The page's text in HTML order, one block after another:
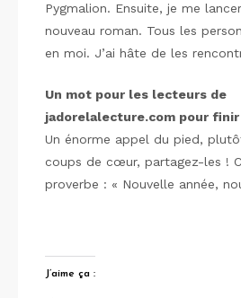
Pygmalion. Ensuite, je me
nouveau roman. Tous les
en moi. J’ai hâte de les
Un mot pour les lecteurs de
jadorelalecture.com pour finir
Un énorme appel du pied,
coups de cœur, partagez-les !
proverbe : « Nouvelle année,
J’aime ça :